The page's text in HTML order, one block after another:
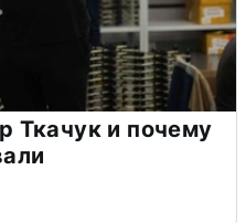
Ткачук и почему